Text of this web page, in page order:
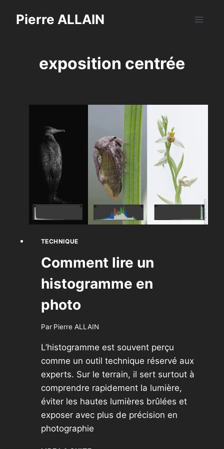
Pierre ALLAIN
exposition centrée
TECHNIQUE
Comment lire un
histogramme en
photo
Par Pierre ALLAIN
L’histogramme est souvent perçu
comme un outil technique réservé aux
experts. Sur le terrain, il sert surtout à
comprendre rapidement la lumière,
éviter les hautes lumières brûlées et
exposer avec plus de précision en
photographie